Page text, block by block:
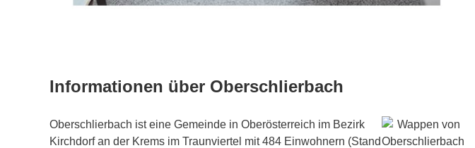
Informationen über Oberschlierbach
Oberschlierbach ist eine Gemeinde in Oberösterreich im Bezirk
Kirchdorf an der Krems im Traunviertel mit 484 Einwohnern (Stand